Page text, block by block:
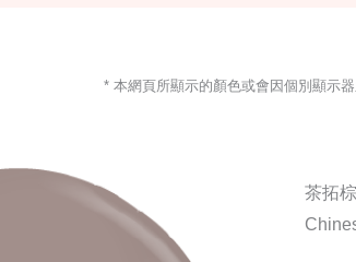
* 本網頁所顯示的顏色或會因個別顯示
茶拓棕